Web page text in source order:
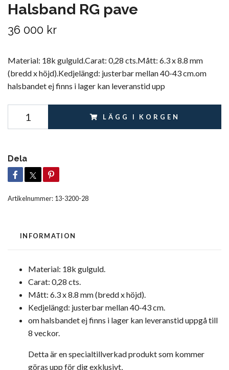
Halsband RG pave
36 000 kr
Material: 18k gulguld.Carat: 0,28 cts.Mått: 6.3 x 8.8 mm
(bredd x höjd).Kedjelängd: justerbar mellan 40-43 cm.om
halsbandet ej finns i lager kan leveranstid upp
LÄGG I KORGEN
Dela
Artikelnummer: 13-3200-28
INFORMATION
Material: 18k gulguld.
Carat: 0,28 cts.
Mått: 6.3 x 8.8 mm (bredd x höjd).
Kedjelängd: justerbar mellan 40-43 cm.
om halsbandet ej finns i lager kan leveranstid uppgå till
8 veckor.
Detta är en specialtillverkad produkt som kommer
göras upp för dig exklusivt,